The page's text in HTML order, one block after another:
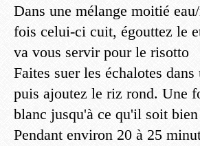
Dans une mélange moitié
fois celui-ci cuit, égouttez le
va vous servir pour le risotto
Faites suer les échalotes
puis ajoutez le riz rond. Une
blanc jusqu'à ce qu'il soit bien
Pendant environ 20 à 25